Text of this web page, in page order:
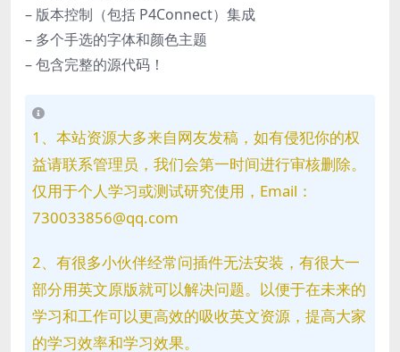
– 版本控制（包括 P4Connect）集成
– 多个手选的字体和颜色主题
– 包含完整的源代码！
1、本站资源大多来自网友发稿，如有侵犯你的权
益请联系管理员，我们会第一时间进行审核删除。
仅用于个人学习或测试研究使用，Email：
730033856@qq.com
2、有很多小伙伴经常问插件无法安装，有很大一
部分用英文原版就可以解决问题。以便于在未来的
学习和工作可以更高效的吸收英文资源，提高大家
的学习效率和学习效果。